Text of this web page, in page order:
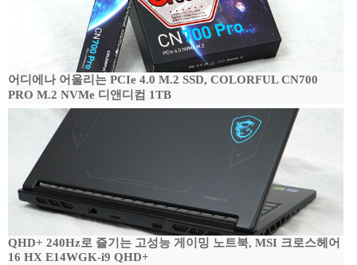
어디에나 어울리는 PCIe 4.0 M.2 SSD, COLORFUL CN700
PRO M.2 NVMe 디앤디컴 1TB
QHD+ 240Hz로 즐기는 고성능 게이밍 노트북, MSI 크로스헤어
16 HX E14WGK-i9 QHD+